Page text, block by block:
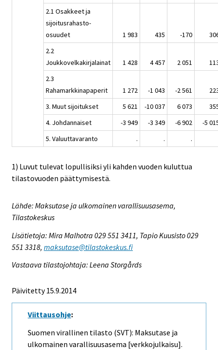
2.1 Osakkeet ja
sijoitusrahasto-
osuudet
1 983 435 -170
2.2
Joukkovelkakirjalainat
1 428 4 457 2 051
2.3
Rahamarkkinapaperit
1 272 -1 043 -2 561
3. Muut sijoitukset
5 621 -10 037 6 073
4. Johdannaiset
-3 949 -3 349 -6 902
-5
5. Valuuttavaranto
. . .
1) Luvut tulevat lopullisiksi yli kahden vuoden kuluttua
tilastovuoden päättymisestä.
Lähde: Maksutase ja ulkomainen varallisuusasema,
Tilastokeskus
Lisätietoja: Mira Malhotra 029 551 3411, Tapio Kuusisto 029
551 3318, maksutase@tilastokeskus.fi
Vastaava tilastojohtaja: Leena Storgårds
Päivitetty 15.9.2014
Viittausohje:
Suomen virallinen tilasto (SVT): Maksutase ja
ulkomainen varallisuusasema [verkkojulkaisu].